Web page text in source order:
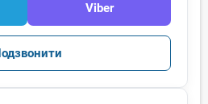
Viber